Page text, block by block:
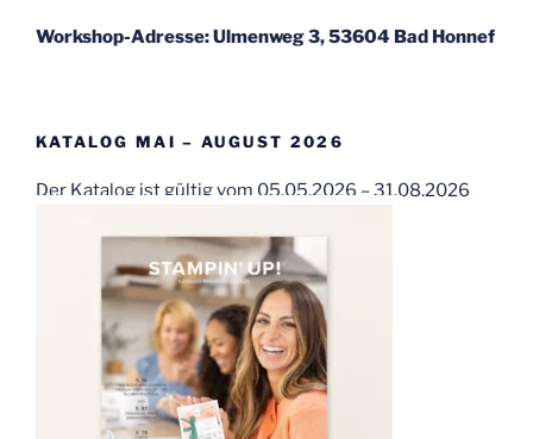
Workshop-Adresse: Ulmenweg 3, 53604 Bad Honnef
KATALOG MAI – AUGUST 2026
Der Katalog ist gültig vom 05.05.2026 – 31.08.2026